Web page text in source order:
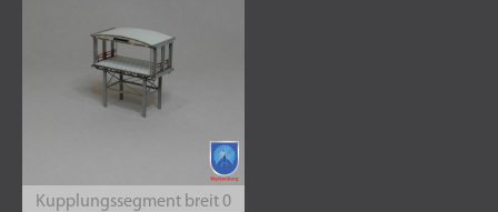
Kupplungssegment breit 0